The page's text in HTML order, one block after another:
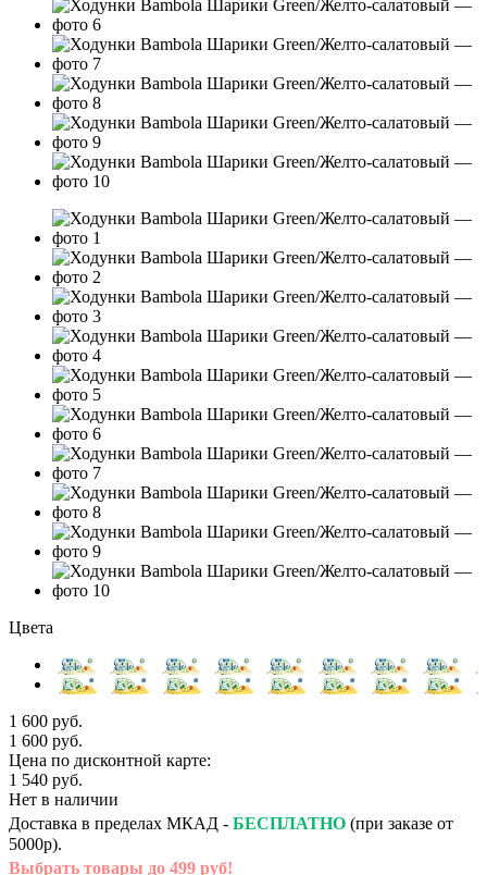
Цвета
1 600 руб.
1 600 руб.
Цена по дисконтной карте:
1 540 руб.
Нет в наличии
Доставка в пределах МКАД - БЕСПЛАТНО (при заказе от
5000р).
Выбрать товары до 499 руб!